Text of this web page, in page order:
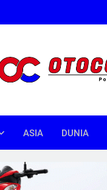
ASIA DUNIA